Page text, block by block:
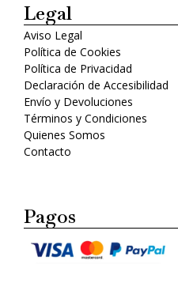
Legal
Aviso Legal
Política de Cookies
Política de Privacidad
Declaración de Accesibilidad
Envío y Devoluciones
Términos y Condiciones
Quienes Somos
Contacto
Pagos